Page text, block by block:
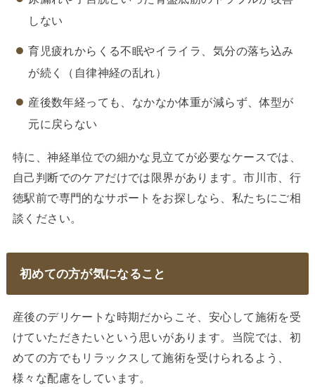
しない
育児疲れからくる不眠やイライラ、気分の落ち込み
が続く（自律神経の乱れ）
産後数年経っても、なかなか体重が減らず、体型が
元に戻らない
特に、神経単位での細かな見立てが必要なケースでは、
自己判断でのケアだけでは限界があります。市川市、行
徳駅前で専門的なサポートをお探しなら、私たちにご相
談ください。
初めての方が気になること
産後のデリケートな時期だからこそ、安心して施術を受
けていただきたいという思いがあります。当院では、初
めての方でもリラックスして施術を受けられるよう、
様々な配慮をしています。